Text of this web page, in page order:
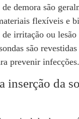
demora são
flexíveis e
irritação ou
são
prevenir infecções.
inserção da